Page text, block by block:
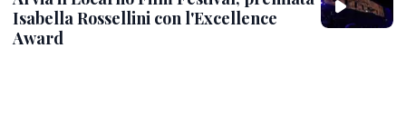
Isabella Rossellini con l'Excellence
Award